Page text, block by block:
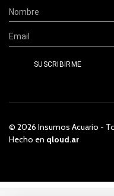
© 2026 Insumos Acuario -
Hecho en qloud.ar